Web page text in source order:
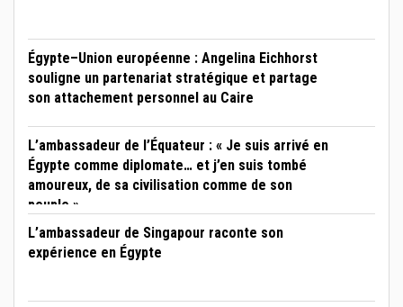
Égypte–Union européenne : Angelina Eichhorst
souligne un partenariat stratégique et partage
son attachement personnel au Caire
L’ambassadeur de l’Équateur : « Je suis arrivé en
Égypte comme diplomate… et j’en suis tombé
amoureux, de sa civilisation comme de son
peuple »
L’ambassadeur de Singapour raconte son
expérience en Égypte